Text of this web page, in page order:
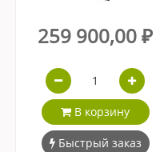
259 900,00 ₽
В корзину
Быстрый заказ